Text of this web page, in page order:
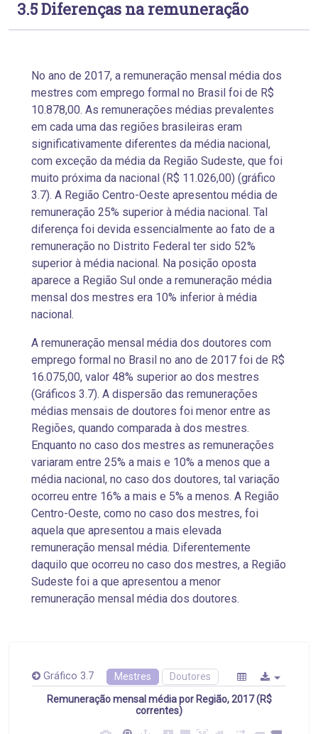
3.5 Diferenças na remuneração
No ano de 2017, a remuneração mensal média dos
mestres com emprego formal no Brasil foi de R$
10.878,00. As remunerações médias prevalentes
em cada uma das regiões brasileiras eram
significativamente diferentes da média nacional,
com exceção da média da Região Sudeste, que foi
muito próxima da nacional (R$ 11.026,00) (gráfico
3.7). A Região Centro-Oeste apresentou média de
remuneração 25% superior à média nacional. Tal
diferença foi devida essencialmente ao fato de a
remuneração no Distrito Federal ter sido 52%
superior à média nacional. Na posição oposta
aparece a Região Sul onde a remuneração média
mensal dos mestres era 10% inferior à média
nacional.
A remuneração mensal média dos doutores com
emprego formal no Brasil no ano de 2017 foi de R$
16.075,00, valor 48% superior ao dos mestres
(Gráficos 3.7). A dispersão das remunerações
médias mensais de doutores foi menor entre as
Regiões, quando comparada à dos mestres.
Enquanto no caso dos mestres as remunerações
variaram entre 25% a mais e 10% a menos que a
média nacional, no caso dos doutores, tal variação
ocorreu entre 16% a mais e 5% a menos. A Região
Centro-Oeste, como no caso dos mestres, foi
aquela que apresentou a mais elevada
remuneração mensal média. Diferentemente
daquilo que ocorreu no caso dos mestres, a Região
Sudeste foi a que apresentou a menor
remuneração mensal média dos doutores.
Gráfico 3.7 Mestres Doutores
Remuneração mensal média por Região, 2017 (R$
correntes)